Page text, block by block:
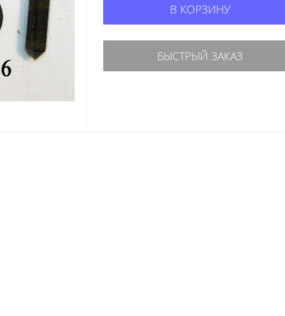
В КОРЗИНУ
БЫСТРЫЙ ЗАКАЗ